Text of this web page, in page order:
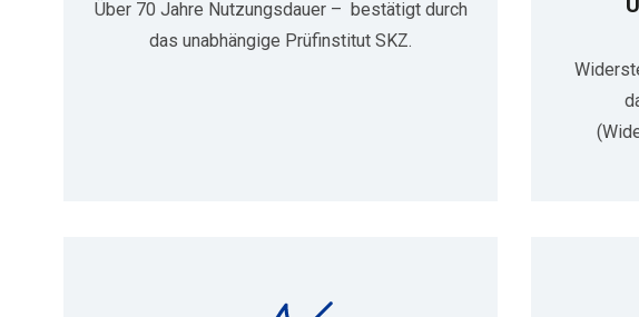
Über 70 Jahre Nutzungsdauer – bestätigt durch
das unabhängige Prüfinstitut SKZ.